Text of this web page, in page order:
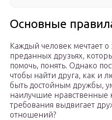
Основные
Каждый человек мечтает о
преданных друзьях,
помочь, понять. Однако
чтобы найти друга, как и
быть достойным дружбы,
наилучшие нравственные
требования выдвигает
отношений?